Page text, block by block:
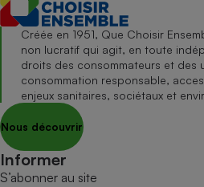
Créée en 1951, Que Choisir
non lucratif qui agit, en toute
droits des consommateurs et des
consommation responsable,
enjeux sanitaires, sociétaux et
Nous découvrir
Informer
S’abonner au site